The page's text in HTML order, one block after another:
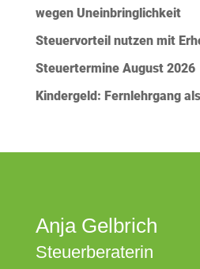
wegen Uneinbringlichkeit
Steuervorteil nutzen mit
Steuertermine August 2026
Kindergeld: Fernlehrgang
Anja Gelbrich
Steuerberaterin